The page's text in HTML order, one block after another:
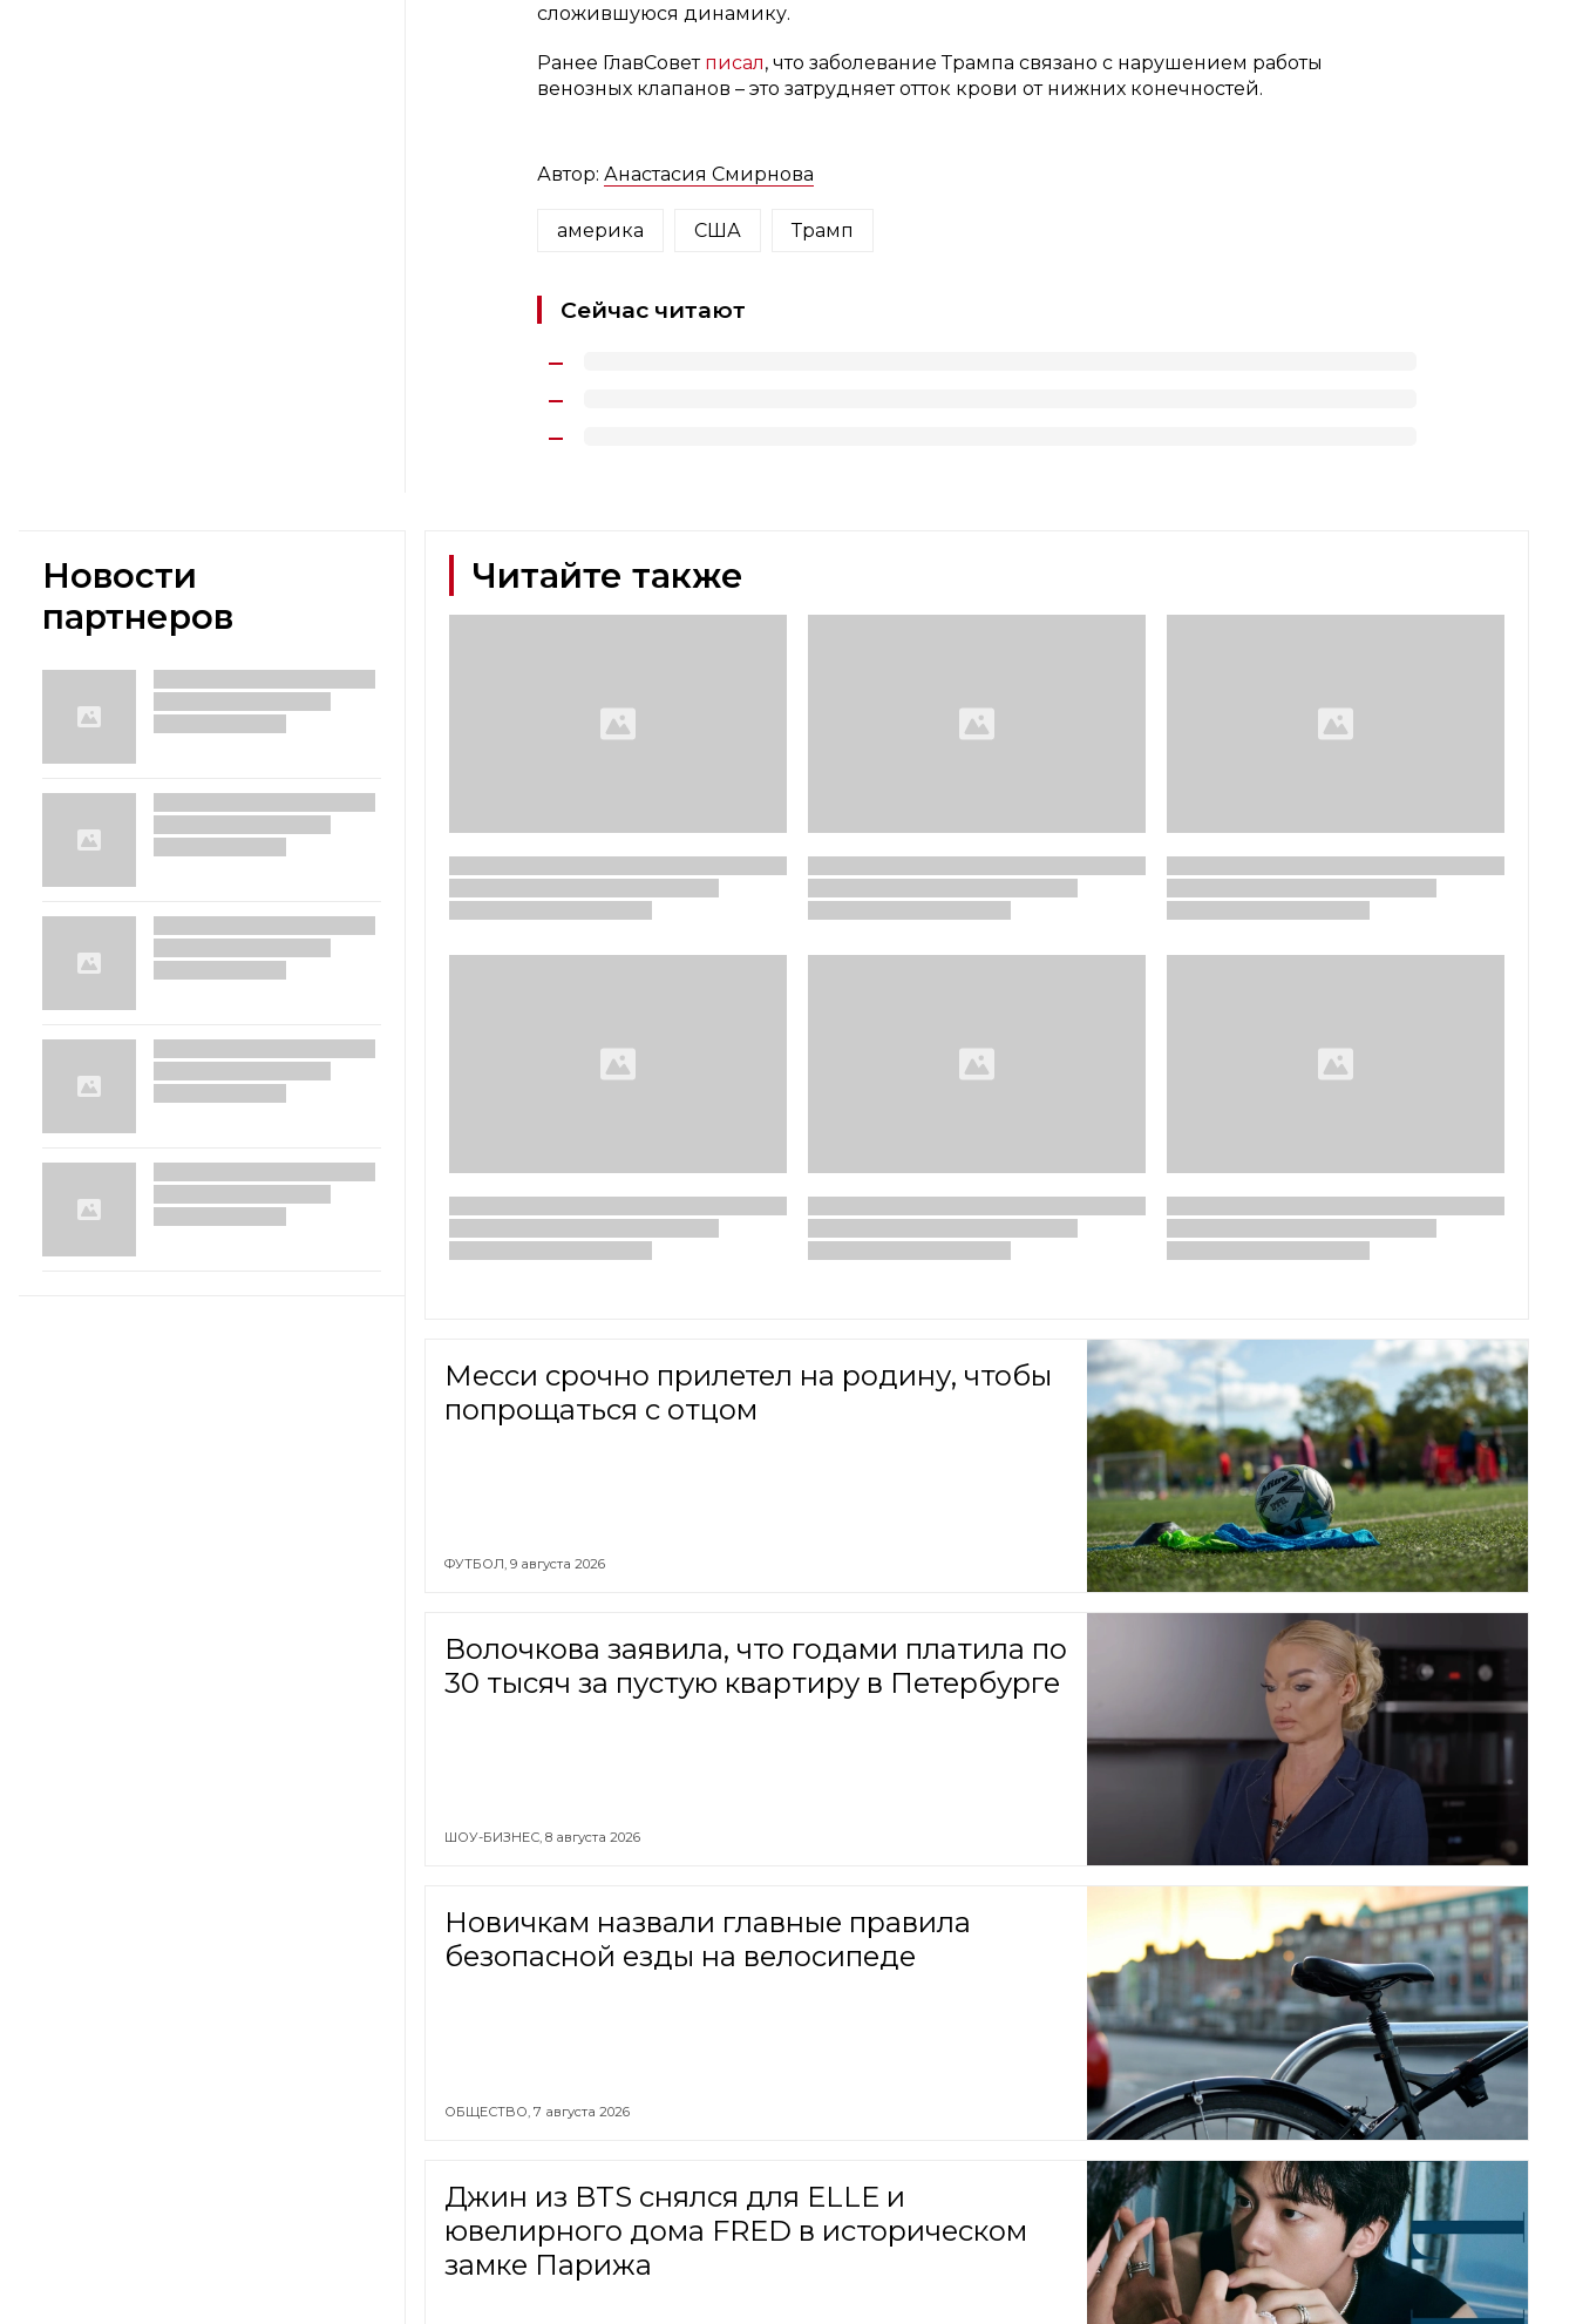
сложившуюся динамику.
Ранее ГлавСовет писал, что заболевание Трампа связано с нарушением работы
венозных клапанов – это затрудняет отток крови от нижних конечностей.
Автор: Анастасия Смирнова
америка США Трамп
Сейчас читают
Новости
партнеров
Читайте также
Месси срочно прилетел на родину, чтобы
попрощаться с отцом
ФУТБОЛ, 9 августа 2026
Волочкова заявила, что годами платила по
30 тысяч за пустую квартиру в Петербурге
ШОУ-БИЗНЕС, 8 августа 2026
Новичкам назвали главные правила
безопасной езды на велосипеде
ОБЩЕСТВО, 7 августа 2026
Джин из BTS снялся для ELLE и
ювелирного дома FRED в историческом
замке Парижа